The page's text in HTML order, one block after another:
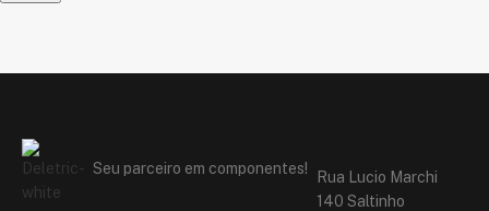
Seu parceiro em componentes!
Rua Lucio Marchi
140 Saltinho